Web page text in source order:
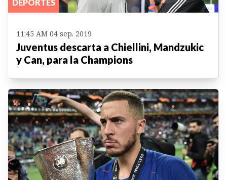
DEPORTES
11:45 AM 04 sep. 2019
Juventus descarta a Chiellini, Mandzukic
y Can, para la Champions